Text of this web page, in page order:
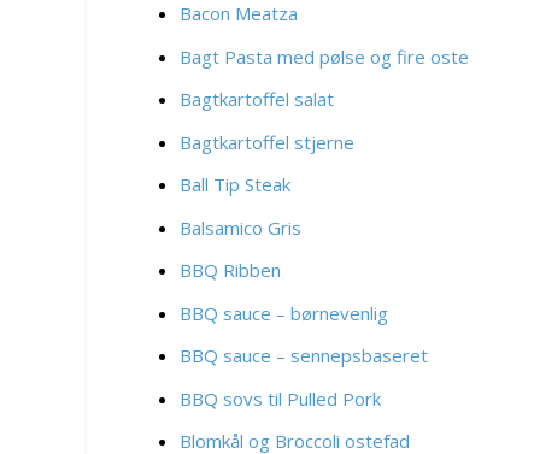
Bacon Meatza
Bagt Pasta med pølse og fire oste
Bagtkartoffel salat
Bagtkartoffel stjerne
Ball Tip Steak
Balsamico Gris
BBQ Ribben
BBQ sauce – børnevenlig
BBQ sauce – sennepsbaseret
BBQ sovs til Pulled Pork
Blomkål og Broccoli ostefad